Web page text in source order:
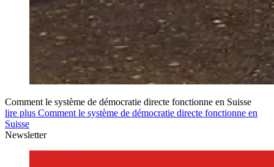
Comment le système de démocratie directe fonctionne en Suisse
lire plus Comment le système de démocratie directe fonctionne en
Suisse
Newsletter